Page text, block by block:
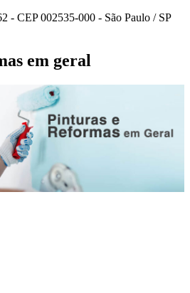
- CEP 002535-000 - São Paulo / SP
em geral